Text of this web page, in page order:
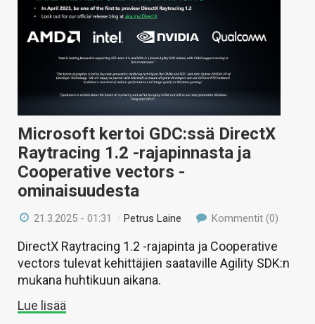
Microsoft kertoi GDC:ssä DirectX
Raytracing 1.2 -rajapinnasta ja
Cooperative vectors -
ominaisuudesta
21.3.2025 - 01:31 /Petrus Laine Kommentit (0)
DirectX Raytracing 1.2 -rajapinta ja Cooperative
vectors tulevat kehittäjien saataville Agility SDK:n
mukana huhtikuun aikana.
Lue lisää